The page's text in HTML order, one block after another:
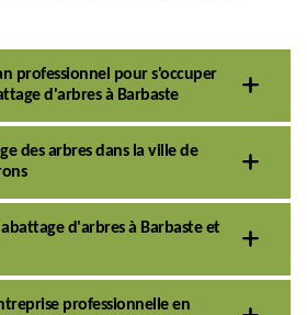
professionnel pour s'occuper
d'arbres à Barbaste
des arbres dans la ville de
d'arbres à Barbaste et
professionnelle en